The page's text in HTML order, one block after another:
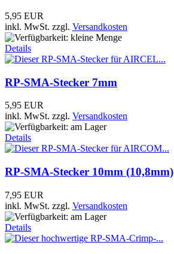
5,95 EUR
inkl. MwSt. zzgl. Versandkosten
Details
RP-SMA-Stecker 7mm
5,95 EUR
inkl. MwSt. zzgl. Versandkosten
Details
RP-SMA-Stecker 10mm (10,8mm)
7,95 EUR
inkl. MwSt. zzgl. Versandkosten
Details